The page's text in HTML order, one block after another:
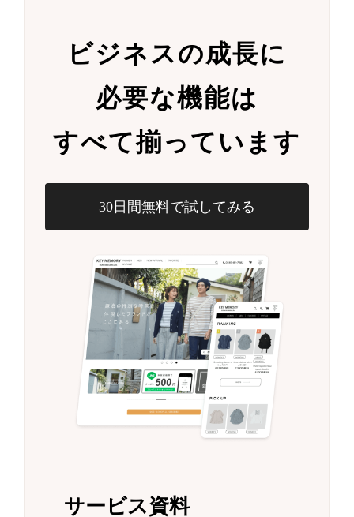
ビジネスの成長に
必要な機能は
すべて揃っています
30日間無料で試してみる
サービス資料